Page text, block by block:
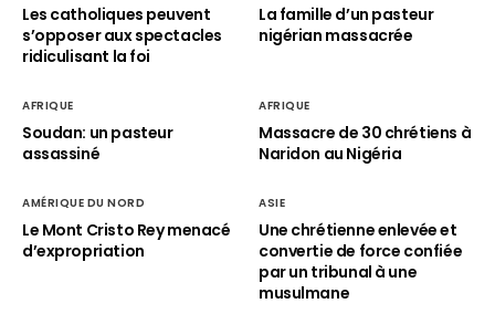
Les catholiques peuvent
s’opposer aux spectacles
ridiculisant la foi
La famille d’un pasteur
nigérian massacrée
AFRIQUE
Soudan: un pasteur
assassiné
AFRIQUE
Massacre de 30 chrétiens à
Naridon au Nigéria
AMÉRIQUE DU NORD
Le Mont Cristo Rey menacé
d’expropriation
ASIE
Une chrétienne enlevée et
convertie de force confiée
par un tribunal à une
musulmane